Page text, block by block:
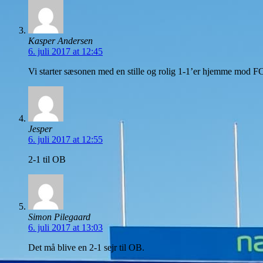
Kasper Andersen
6. juli 2017 at 12:45
Vi starter sæsonen med en stille og rolig 1-1’er hjemme mod
Jesper
6. juli 2017 at 12:55
2-1 til OB
Simon Pilegaard
6. juli 2017 at 13:03
Det må blive en 2-1 sejr til OB.